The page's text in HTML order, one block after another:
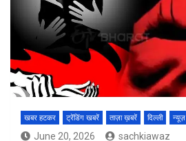
खबर हटकर ट्रेंडिंग खबरें ताज़ा ख़बरें दिल्ली न्यूज़
June 20, 2026 sachkiawaz